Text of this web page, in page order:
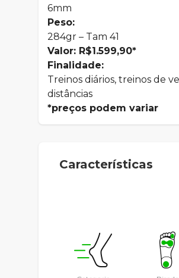
6mm
Peso:
284gr – Tam 41
Valor: R$1.599,90*
Finalidade:
Treinos diários, treinos de
distâncias
*preços podem variar
Características